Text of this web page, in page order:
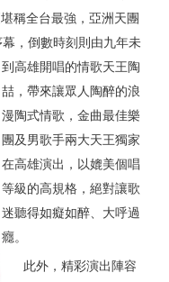
稱全台最強，亞洲天團
， 倒數時刻則由九年未
到高雄開唱的情歌天王陶
喆，帶來讓眾人陶醉的浪
漫陶式情歌，金曲最佳樂
團及男歌手兩大天王獨家
在高雄演出，以媲美個唱
等級的高規格，絕對讓歌
迷聽得如癡如醉、大呼過
癮。
此外，精彩演出陣容